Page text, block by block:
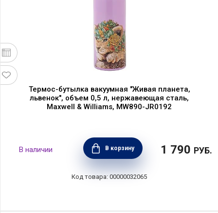
Термос-бутылка вакуумная "Живая планета,
львенок", объем 0,5 л, нержавеющая сталь,
Maxwell & Williams, MW890-JR0192
В корзину 1 790 РУБ.
00000032065